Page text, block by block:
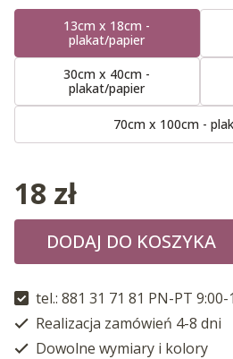
13cm x 18cm -
plakat/papier
30cm x 40cm -
plakat/papier
70cm x 100cm -
18 zł
DODAJ DO KOSZYKA
tel.: 881 31 71 81 PN-PT 9:00-
Realizacja zamówień 4-8 dni
Dowolne wymiary i kolory